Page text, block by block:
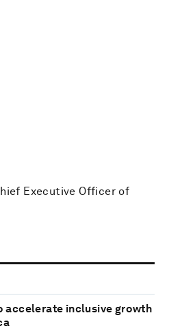
Executive Officer of
accelerate inclusive growth